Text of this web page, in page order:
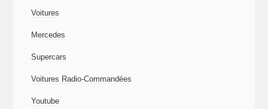
Voitures
Mercedes
Supercars
Voitures Radio-Commandées
Youtube